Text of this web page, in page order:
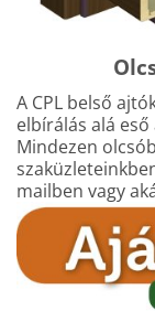
A CPL belső
elbírálás alá eső
Mindezen
mailben vagy